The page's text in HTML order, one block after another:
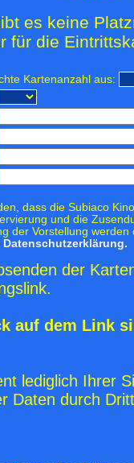
es keine
für die
Kartenanzahl aus:
dass die Subiaco
und die
der Vorstellung
Datenschutzerklärung.
der
auf dem Link
lediglich Ihrer
Daten durch